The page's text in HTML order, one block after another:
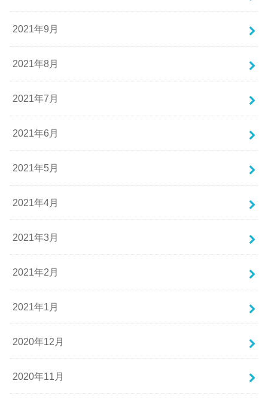
2021年9月
2021年8月
2021年7月
2021年6月
2021年5月
2021年4月
2021年3月
2021年2月
2021年1月
2020年12月
2020年11月